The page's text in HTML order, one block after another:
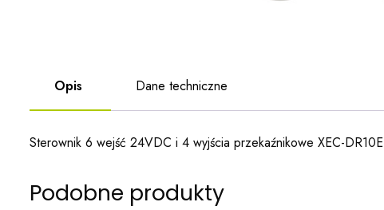
Opis Dane techniczne
Sterownik 6 wejść 24VDC i 4 wyjścia przekaźnikowe XEC-DR10E
Podobne produkty